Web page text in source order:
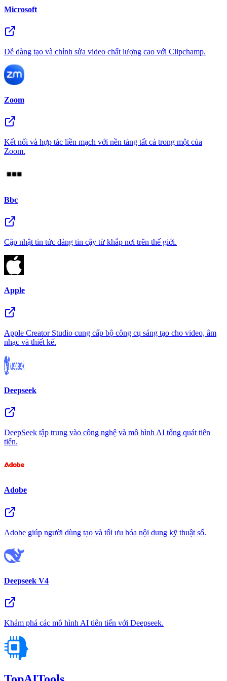
Microsoft
Dễ dàng tạo và chỉnh sửa video chất lượng cao với Clipchamp.
Zoom
Kết nối và hợp tác liền mạch với nền tảng tất cả trong một của
Zoom.
Bbc
Cập nhật tin tức đáng tin cậy từ khắp nơi trên thế giới.
Apple
Apple Creator Studio cung cấp bộ công cụ sáng tạo cho video, âm
nhạc và thiết kế.
Deepseek
DeepSeek tập trung vào công nghệ và mô hình AI tổng quát tiên
tiến.
Adobe
Adobe giúp người dùng tạo và tối ưu hóa nội dung kỹ thuật số.
Deepseek V4
Khám phá các mô hình AI tiên tiến với Deepseek.